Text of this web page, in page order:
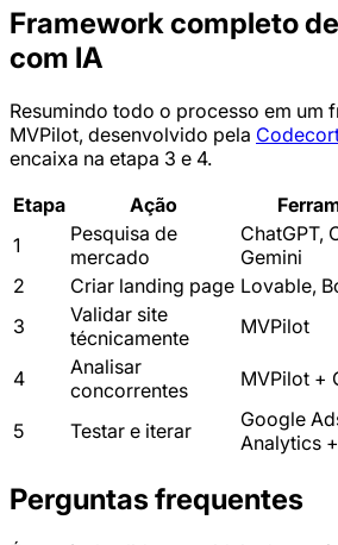
Framework completo
com IA
Resumindo todo o processo em um
MVPilot, desenvolvido pela
encaixa na etapa 3 e 4.
Etapa
Ação
1
Pesquisa de
mercado
ChatGPT,
Gemini
2
Criar landing page Lovable,
3
Validar site
técnicamente
MVPilot
4
Analisar
concorrentes
MVPilot +
5 Testar e iterar
Google
Analytics
Perguntas frequentes